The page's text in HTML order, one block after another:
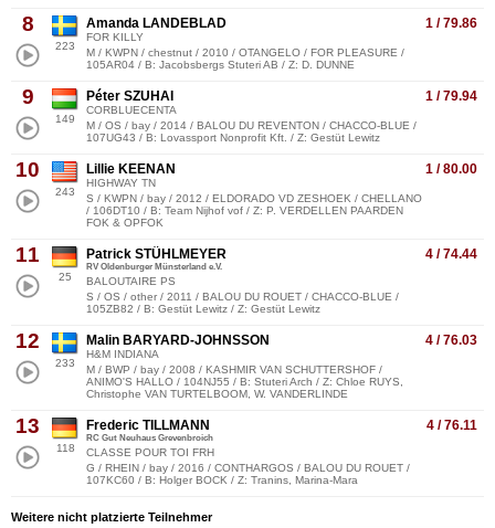
8
223
1 / 79.86
Amanda LANDEBLAD
FOR KILLY
M / KWPN / chestnut / 2010 / OTANGELO / FOR PLEASURE /
105AR04 / B: Jacobsbergs Stuteri AB / Z: D. DUNNE
9
149
1 / 79.94
Péter SZUHAI
CORBLUECENTA
M / OS / bay / 2014 / BALOU DU REVENTON / CHACCO-BLUE /
107UG43 / B: Lovassport Nonprofit Kft. / Z: Gestüt Lewitz
10
243
1 / 80.00
Lillie KEENAN
HIGHWAY TN
S / KWPN / bay / 2012 / ELDORADO VD ZESHOEK / CHELLANO
/ 106DT10 / B: Team Nijhof vof / Z: P. VERDELLEN PAARDEN
FOK & OPFOK
11
25
4 / 74.44
Patrick STÜHLMEYER
RV Oldenburger Münsterland e.V.
BALOUTAIRE PS
S / OS / other / 2011 / BALOU DU ROUET / CHACCO-BLUE /
105ZB82 / B: Gestüt Lewitz / Z: Gestüt Lewitz
12
233
4 / 76.03
Malin BARYARD-JOHNSSON
H&M INDIANA
M / BWP / bay / 2008 / KASHMIR VAN SCHUTTERSHOF /
ANIMO'S HALLO / 104NJ55 / B: Stuteri Arch / Z: Chloe RUYS,
Christophe VAN TURTELBOOM, W. VANDERLINDE
13
118
4 / 76.11
Frederic TILLMANN
RC Gut Neuhaus Grevenbroich
CLASSE POUR TOI FRH
G / RHEIN / bay / 2016 / CONTHARGOS / BALOU DU ROUET /
107KC60 / B: Holger BOCK / Z: Tranins, Marina-Mara
Weitere nicht platzierte Teilnehmer